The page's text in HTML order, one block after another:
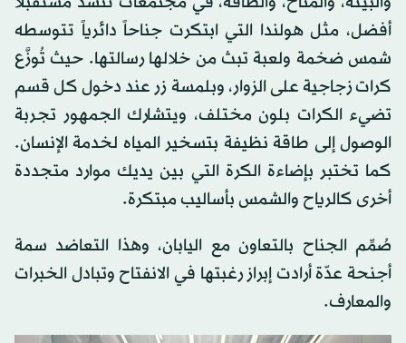
أفضل، مثل هولندا التي ابتكرت جناحاً دائرياً تتوسطه
شمس ضخمة ولعبة تبث من خلالها رسالتها. حيث تُوزَّع
كرات زجاجية على الزوار، وبلمسة زر عند دخول كل قسم
تضيء الكرات بلون مختلف، ويتشارك الجمهور تجربة
الوصول إلى طاقة نظيفة بتسخير المياه لخدمة الإنسان.
كما تختبر بإضاءة الكرة التي بين يديك موارد متجددة
أخرى كالرياح والشمس بأساليب مبتكرة.
صُمِّم الجناح بالتعاون مع اليابان، وهذا التعاضد سمة
أجنحة عدّة أرادت إبراز رغبتها في الانفتاح وتبادل الخبرات
والمعارف.